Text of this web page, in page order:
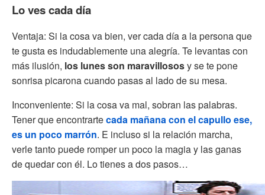
Lo ves cada día
Ventaja: Si la cosa va bien, ver cada día a la persona que
te gusta es indudablemente una alegría. Te levantas con
más ilusión, los lunes son maravillososy se te pone
sonrisa picarona cuando pasas al lado de su mesa.
Inconveniente: Si la cosa va mal, sobran las palabras.
Tener que encontrartecada mañana con el capullo ese,
es un poco marrón. E incluso si la relación marcha,
verle tanto puede romper un poco la magia y las ganas
de quedar con él. Lo tienes a dos pasos…